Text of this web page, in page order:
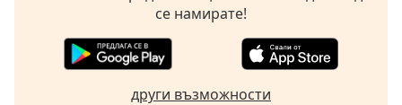
се намирате!
други възможности